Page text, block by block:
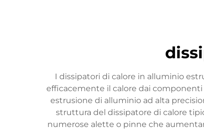
I dissipatori di calore in alluminio
efficacemente il calore dai
estrusione di alluminio ad alta
struttura del dissipatore di calore
numerose alette o pinne che